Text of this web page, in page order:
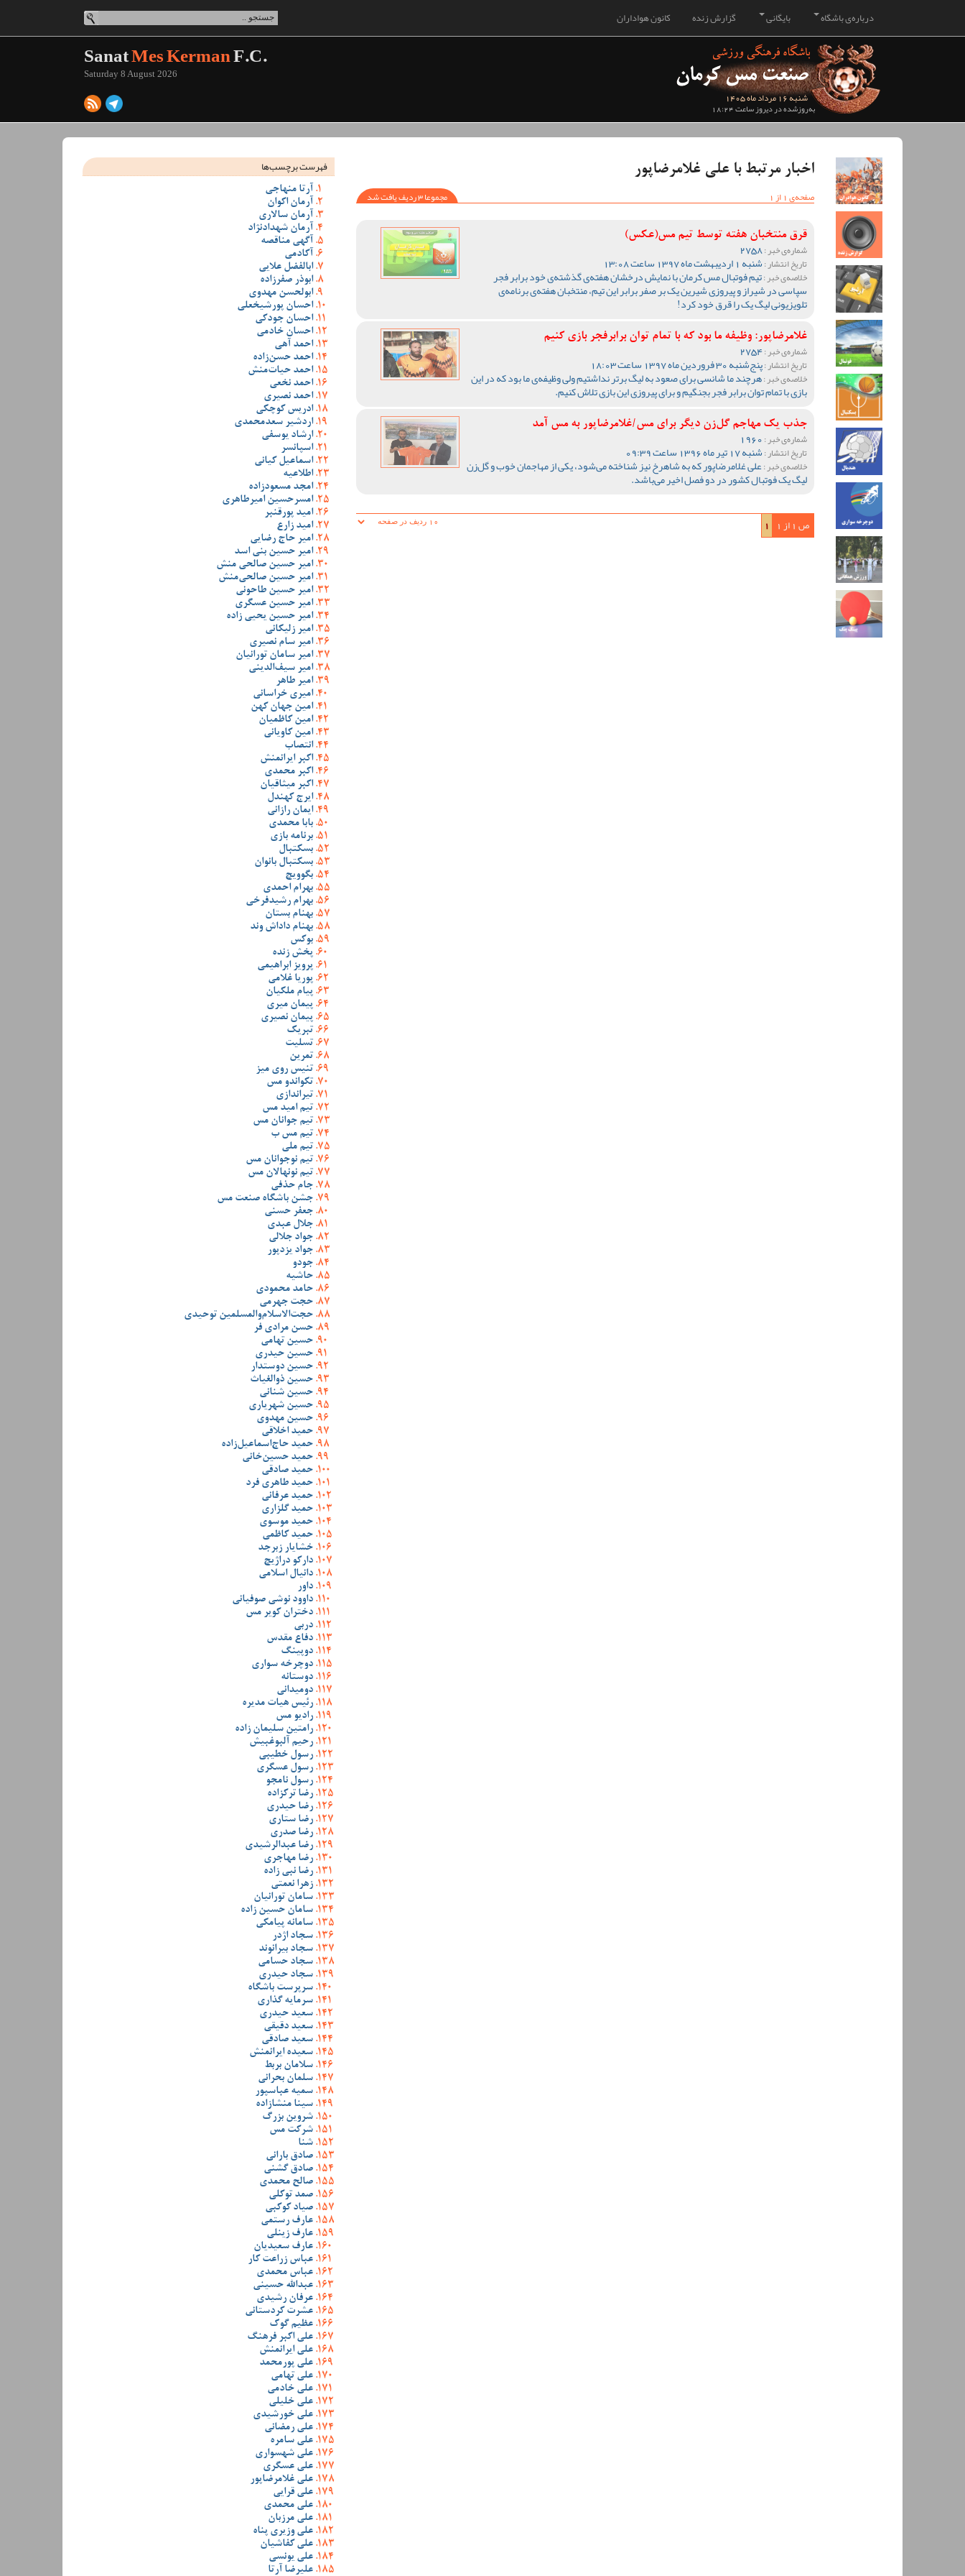
کانون هواداران گزارش زنده بایگانی درباره‌ی باشگاه
شنبه 16 مرداد ماه 1405
به‌روزشده در دیروز ساعت 18:24
SanatMes KermanF.C.
Saturday 8 August 2026
اخبار مرتبط با علی غلامرضاپور
صفحه‌ی 1 از 1
مجموعا 3 ردیف یافت شد
قرق منتخبان هفته توسط تیم مس(عکس)
شماره‌ی خبر :2758
تاریخ انتشار :شنبه 1 اردیبهشت ماه 1397 ساعت 13:08
خلاصه‌ی خبر :تیم فوتبال مس کرمان با نمایش درخشان هفته‌ی گذشته‌ی خود برابر فجر
سپاسی در شیراز و پیروزی شیرین یک بر صفر برابر این تیم، منتخبان هفته‌ی برنامه‌ی
تلویزیونی لیگ یک را قرق خود کرد!
غلامرضاپور: وظیفه ما بود که با تمام توان برابرفجر بازی کنیم
شماره‌ی خبر :2754
تاریخ انتشار :پنج‌شنبه 30 فروردین ماه 1397 ساعت 18:03
خلاصه‌ی خبر :هرچند ما شانسی برای صعود به لیگ برتر نداشتیم ولی وظیفه‌ی ما بود که در این
بازی با تمام توان برابر فجر بجنگیم و برای پیروزی این بازی تلاش کنیم.
جذب یک مهاجم گل‌زن دیگر برای مس/غلامرضاپور به مس آمد
شماره‌ی خبر :
تاریخ انتشار :شنبه 17 تیر ماه 1396 ساعت 09:39
خلاصه‌ی خبر :علی غلامرضا‌پور که به شاهرخ نیز شناخته می‌شود، یکی از مهاجمان خوب و گل‌زن
لیگ یک فوتبال کشور در دو فصل اخیر می‌باشد.
ص 1 از 1 1
فهرست برچسب‌ها
آرتا منهاجی
آرمان اکوان
آرمان سالاری
آرمان شهدادنژاد
آگهی مناقصه
آکادمی
ابالفضل علایی
ابوذر صفرزاده
ابولحسن مهدوی
احسان پورشیخعلی
احسان جودکی
احسان خادمی
احمد آهی
احمد حسن‌زاده
احمد حیات‌منش
احمد نخعی
احمد نصیری
ادریس کوچکی
اردشیر سعدمحمدی
ارشاد یوسفی
اسپانسر
اسماعیل کیانی
اطلاعیه
امجد مسعودزاده
امسرحسین امیرطاهری
امید پورقنبر
امید زارع
امیر حاج رضایی
امیر حسین بنی اسد
امیر حسین صالحی منش
امیر حسین صالحی‌منش
امیر حسین طاحونی
امیر حسین عسگری
امیر حسین یحیی زاده
امیر زلیکانی
امیر سام نصیری
امیر سامان تورانیان
امیر سیف‌الدینی
امیر طاهر
امیری خراسانی
امین جهان کهن
امین کاظمیان
امین کاویانی
انتصاب
اکبر ایرانمنش
اکبر محمدی
اکبر میثاقیان
ایرج کهندل
ایمان رازانی
بابا محمدی
برنامه بازی
بسکتبال
بسکتبال بانوان
بگوویچ
بهرام احمدی
بهرام رشیدفرخی
بهنام بستان
بهنام داداش وند
بوکس
پخش زنده
پرویز ابراهیمی
پوریا غلامی
پیام ملکیان
پیمان میری
پیمان نصیری
تبریک
تسلیت
تمرین
تنیس روی میز
تکواندو مس
تیراندازی
تیم امید مس
تیم جوانان مس
تیم مس ب
تیم ملی
تیم نوجوانان مس
تیم نونهالان مس
جام حذفی
جشن باشگاه صنعت مس
جعفر حسنی
جلال عبدی
جواد جلالی
جواد یزدپور
جودو
حاشیه
حامد محمودی
حجت جهرمی
حجت‌الاسلام‌والمسلمین توحیدی
حسن مرادی فر
حسین تهامی
حسین حیدری
حسین دوستدار
حسین ذوالغیاث
حسین شنانی
حسین شهریاری
حسین مهدوی
حمید اخلاقی
حمید حاج‌اسماعیل‌زاده
حمید حسین‌خانی
حمید صادقی
حمید طاهری فرد
حمید عرفانی
حمید گلزاری
حمید موسوی
حمید کاظمی
خشایار زبرجد
دارکو دراژیچ
دانیال اسلامی
داور
داوود نوشی صوفیانی
دختران کویر مس
دربی
دفاع مقدس
دوپینگ
دوچرخه سواری
دوستانه
دومیدانی
رئیس هیات مدیره
رادیو مس
رامتین سلیمان زاده
رحیم آلبوغبیش
رسول خطیبی
رسول عسگری
رسول نامجو
رضا ترکزاده
رضا حیدری
رضا ستاری
رضا صدری
رضا عبدالرشیدی
رضا مهاجری
رضا نبی زاده
زهرا نعمتی
سامان تورانیان
سامان حسین زاده
سامانه پیامکی
سجاد اژدر
سجاد بیرانوند
سجاد حسامی
سجاد حیدری
سرپرست باشگاه
سرمایه گذاری
سعید حیدری
سعید دقیقی
سعید صادقی
سعیده ایرانمنش
سلامان بربط
سلمان بحرانی
سمیه عباسپور
سینا منشازاده
شروین بزرگ
شرکت مس
شنا
صادق بارانی
صادق گشنی
صالح محمدی
صمد توکلی
صیاد کوکبی
عارف رستمی
عارف زینلی
عارف سعیدیان
عباس زراعت کار
عباس محمدی
عبدالله حسینی
عرفان رشیدی
عشرت کردستانی
عظیم گوک
علی اکبر فرهنگ
علی ایرانمنش
علی پورمحمد
علی تهامی
علی خادمی
علی خلیلی
علی خورشیدی
علی رمضانی
علی سامره
علی شهسواری
علی عسگری
علی غلامرضاپور
علی قرایی
علی محمدی
علی مرزبان
علی وزیری پناه
علی کفاشیان
علی یونسی
علیرضا آرتا